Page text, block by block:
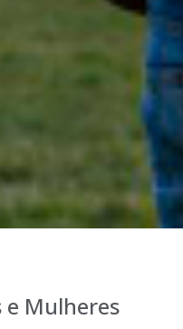
e Mulheres